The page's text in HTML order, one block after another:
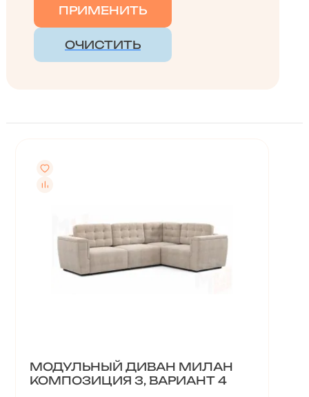
ПРИМЕНИТЬ
ОЧИСТИТЬ
МОДУЛЬНЫЙ ДИВАН МИЛАН
КОМПОЗИЦИЯ 3, ВАРИАНТ 4